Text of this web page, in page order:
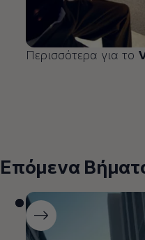
Περισσότερα για το
Επόμενα